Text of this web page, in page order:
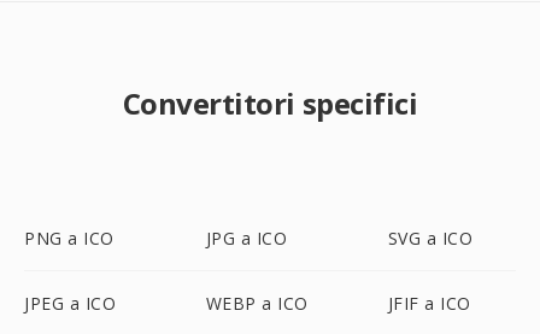
Convertitori specifici
PNG a ICO JPG a ICO SVG a ICO
JPEG a ICO WEBP a ICO JFIF a ICO